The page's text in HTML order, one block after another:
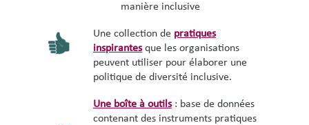
manière inclusive
Une collection de pratiques
inspirantesque les organisations
peuvent utiliser pour élaborer une
politique de diversité inclusive.
Une boîte à outils: base de données
contenant des instruments pratiques